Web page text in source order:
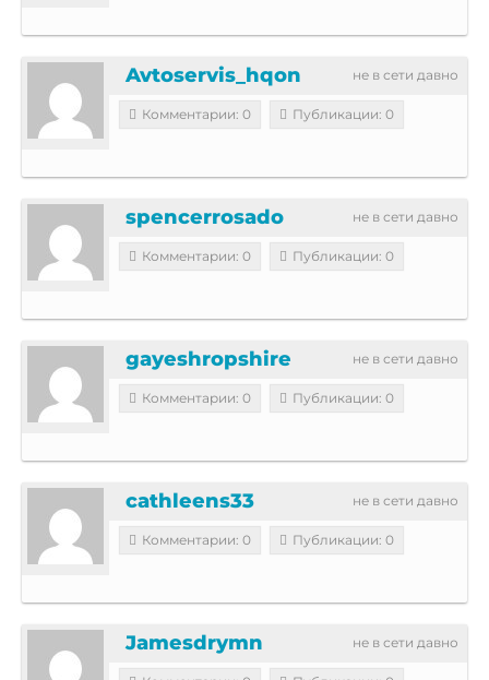
не в сети давно
Avtoservis_hqon
Комментарии: 0 Публикации: 0
не в сети давно
spencerrosado
Комментарии: 0 Публикации: 0
не в сети давно
gayeshropshire
Комментарии: 0 Публикации: 0
не в сети давно
cathleens33
Комментарии: 0 Публикации: 0
не в сети давно
Jamesdrymn